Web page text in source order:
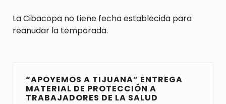
La Cibacopa no tiene fecha establecida para
reanudar la temporada.
“APOYEMOS A TIJUANA” ENTREGA
MATERIAL DE PROTECCIÓN A
TRABAJADORES DE LA SALUD